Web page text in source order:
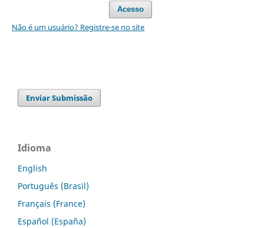
Acesso
Não é um usuário? Registre-se no site
Enviar Submissão
Idioma
English
Português (Brasil)
Français (France)
Español (España)